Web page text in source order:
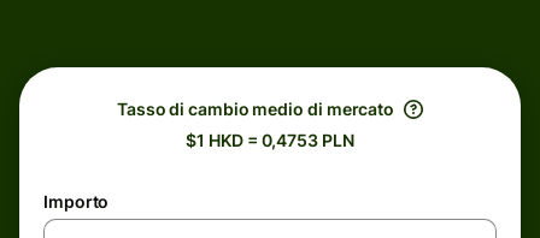
Tasso di cambio medio di mercato
$1 HKD = 0,4753 PLN
Importo